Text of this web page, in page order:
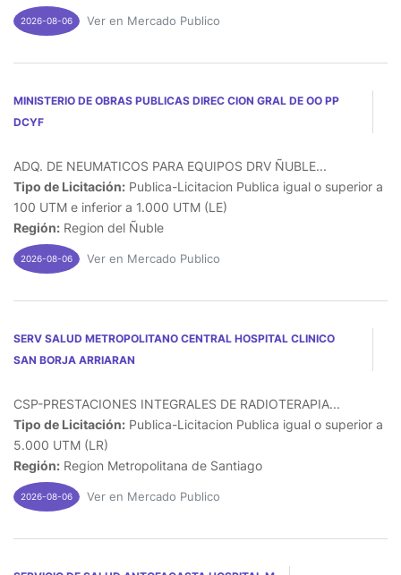
2026-08-06 Ver en Mercado Publico
MINISTERIO DE OBRAS PUBLICAS DIREC CION GRAL DE OO PP
DCYF
ADQ. DE NEUMATICOS PARA EQUIPOS DRV ÑUBLE...
Tipo de Licitación: Publica-Licitacion Publica igual o superior a
100 UTM e inferior a 1.000 UTM (LE)
Región: Region del Ñuble
2026-08-06 Ver en Mercado Publico
SERV SALUD METROPOLITANO CENTRAL HOSPITAL CLINICO
SAN BORJA ARRIARAN
CSP-PRESTACIONES INTEGRALES DE RADIOTERAPIA...
Tipo de Licitación: Publica-Licitacion Publica igual o superior a
5.000 UTM (LR)
Región: Region Metropolitana de Santiago
2026-08-06 Ver en Mercado Publico